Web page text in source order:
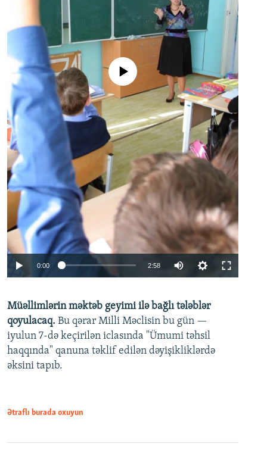
No media source currently available
0:00 2:58
360p
480p
720p
Müəllimlərin məktəb geyimi ilə bağlı tələblər
qoyulacaq. Bu qərar Milli Məclisin bu gün —
iyulun 7-də keçirilən iclasında "Ümumi təhsil
haqqında" qanuna təklif edilən dəyişikliklərdə
əksini tapıb.
Ətraflı burada oxuyun